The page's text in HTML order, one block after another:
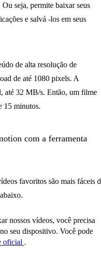
seja, permite baixar seus
e salvá -los em seus
de alta resolução de
de até 1080 pixels. A
até 32 MB/s. Então, um filme
15 minutos.
com a ferramenta
favoritos são mais fáceis
nossos vídeos, você precisa
seu dispositivo. Você pode
oficial .